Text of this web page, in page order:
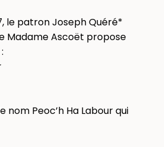
le patron Joseph Quéré*
Madame Ascoët propose
nom Peoc’h Ha Labour qui